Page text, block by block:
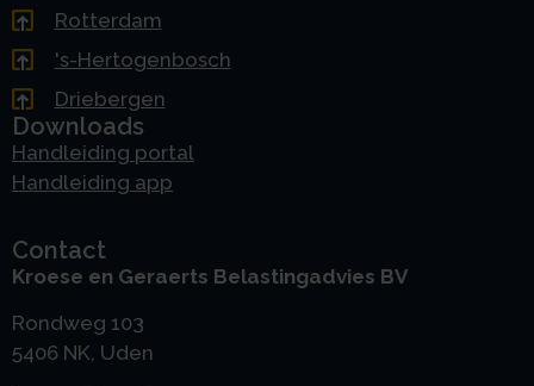
Rotterdam
's-Hertogenbosch
Driebergen
Downloads
Handleiding portal
Handleiding app
Contact
Kroese en Geraerts Belastingadvies BV
Rondweg 103
5406 NK, Uden